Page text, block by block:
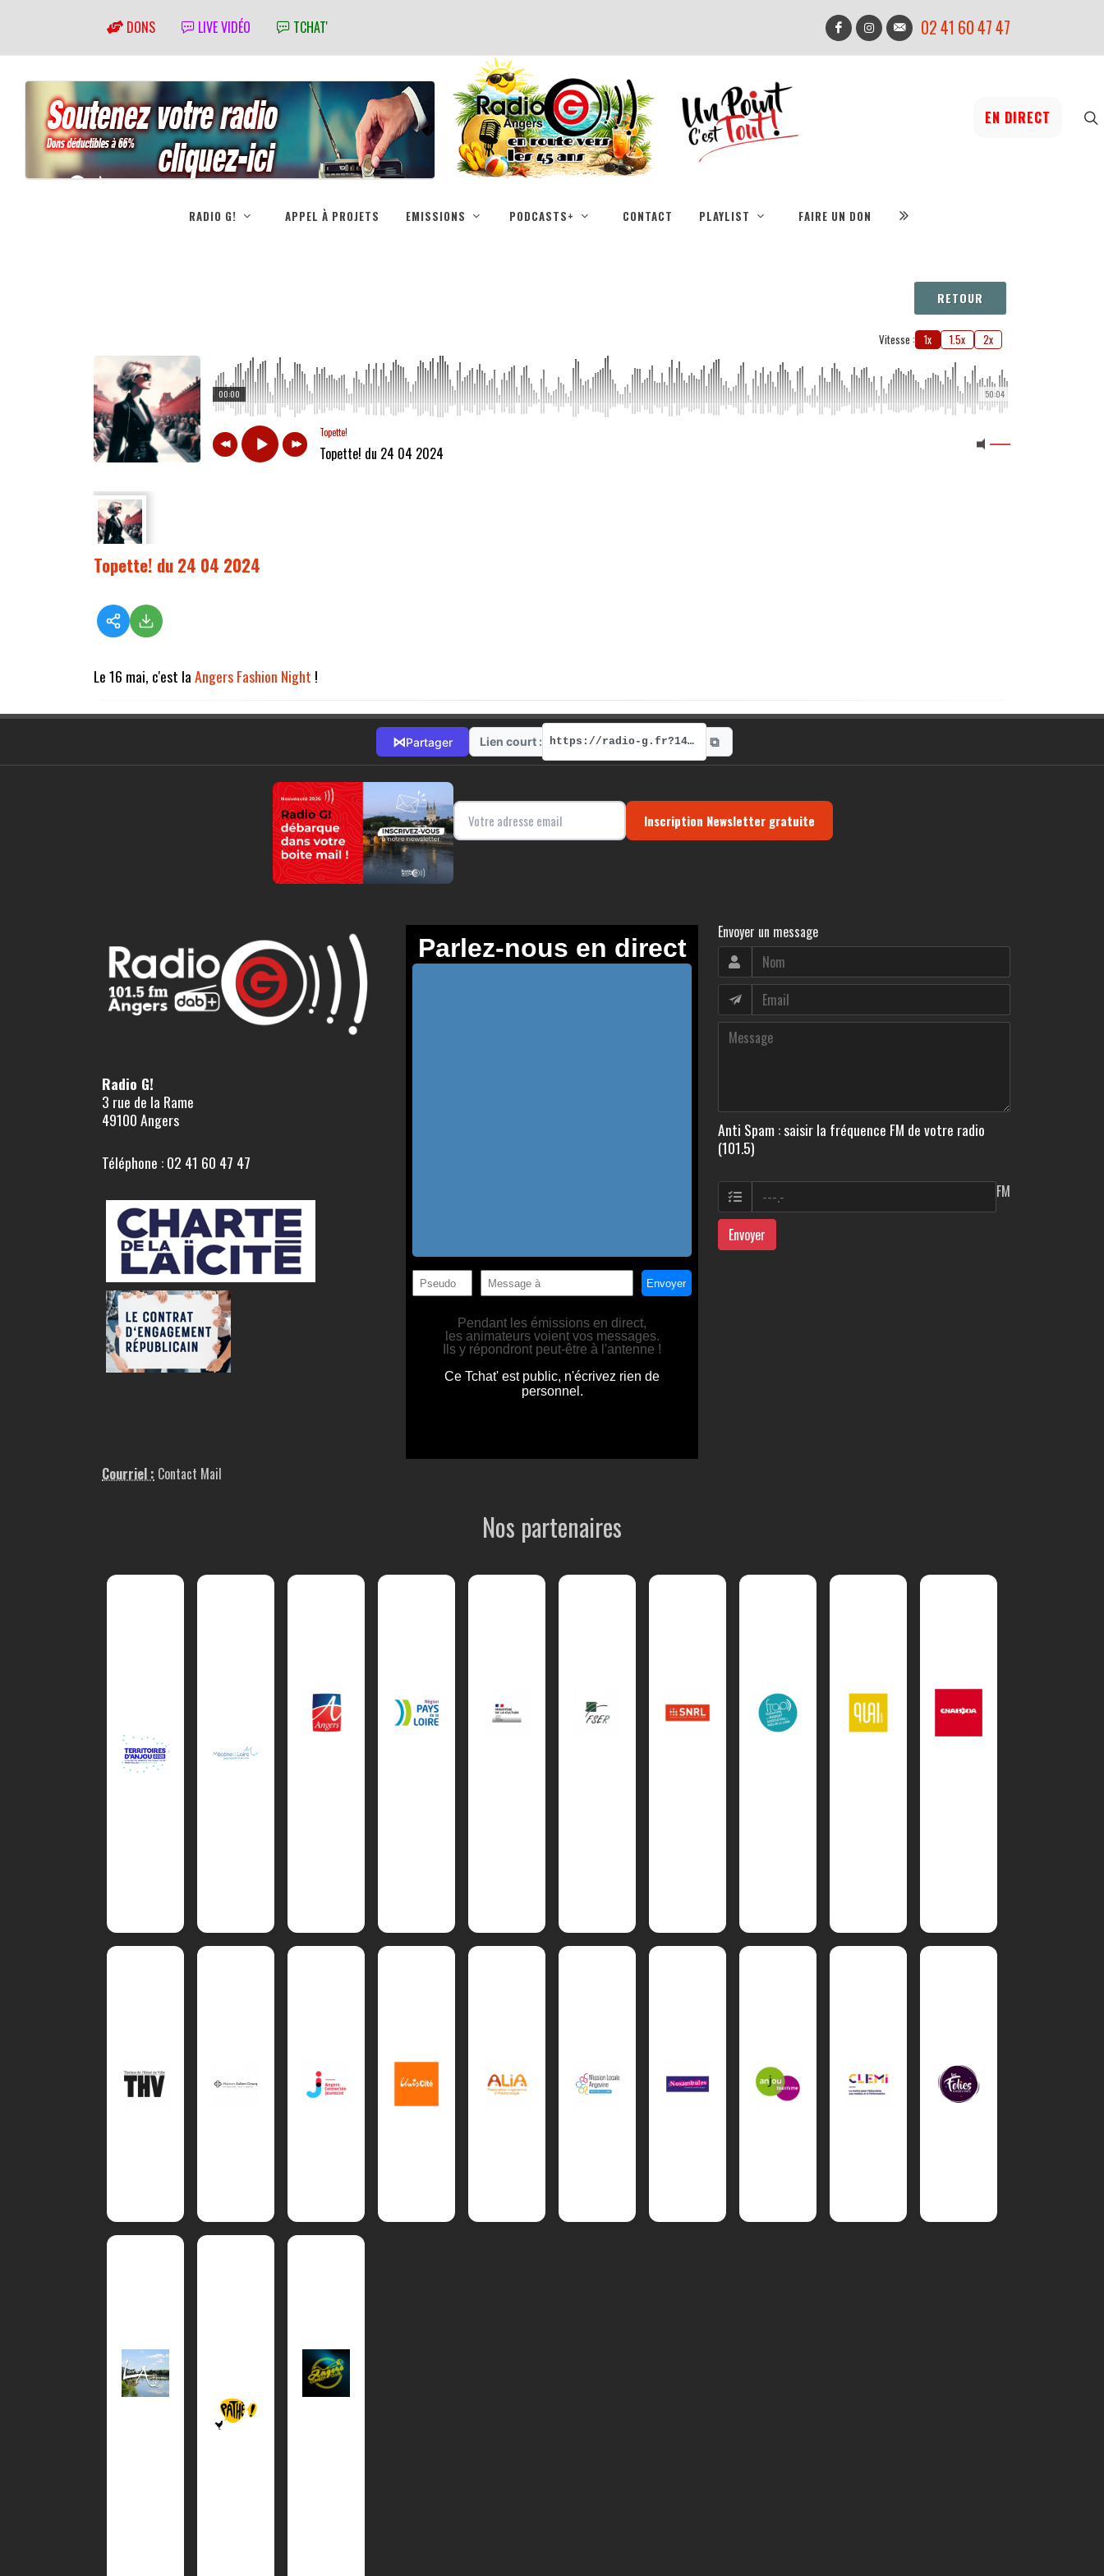
DONS LIVE VIDÉO TCHAT' 02 41 60 47 47
EN DIRECT
RADIO G! APPEL À PROJETS EMISSIONS PODCASTS+ CONTACT PLAYLIST FAIRE UN DON
RETOUR
Vitesse : 1x 1.5x 2x
50:04
00:00
Topette!
Topette! du 24 04 2024
Topette! du 24 04 2024
Le 16 mai, c'est laAngers Fashion Night !
⋈Partager Lien court : https://radio-g.fr?14578 ⧉
Inscription Newsletter gratuite
Radio G!
3 rue de la Rame
49100 Angers
Téléphone : 02 41 60 47 47
Courriel : Contact Mail
Envoyer un message
Anti Spam : saisir la fréquence FM de votre radio
(101.5)
FM
Envoyer
Nos partenaires